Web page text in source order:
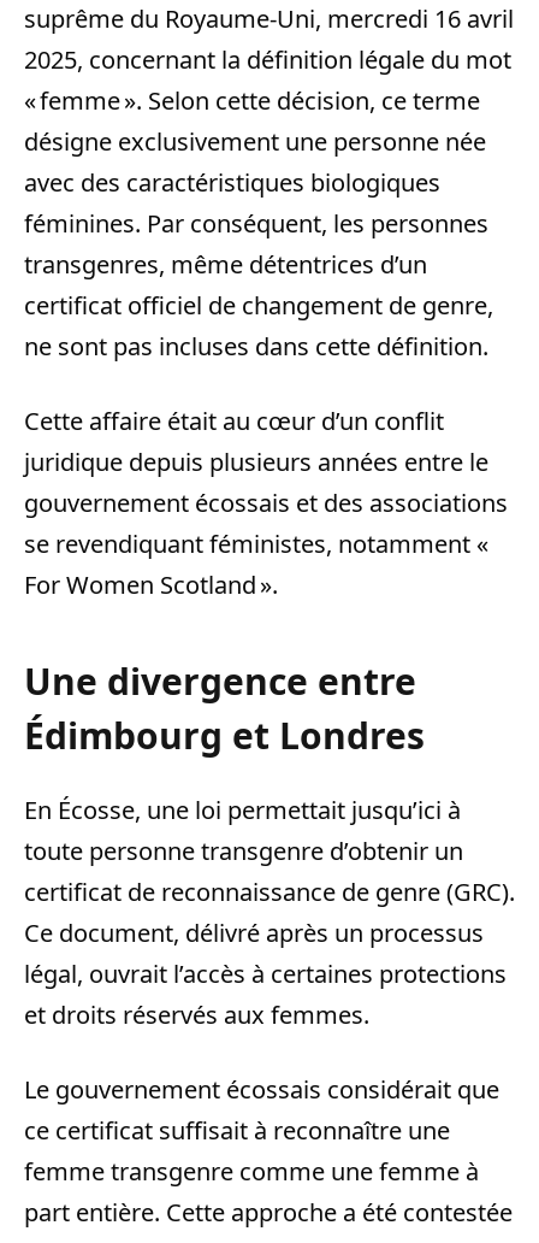
suprême du Royaume-Uni, mercredi 16 avril
2025, concernant la définition légale du mot
« femme ». Selon cette décision, ce terme
désigne exclusivement une personne née
avec des caractéristiques biologiques
féminines. Par conséquent, les personnes
transgenres, même détentrices d’un
certificat officiel de changement de genre,
ne sont pas incluses dans cette définition.
Cette affaire était au cœur d’un conflit
juridique depuis plusieurs années entre le
gouvernement écossais et des associations
se revendiquant féministes, notamment «
For Women Scotland ».
Une divergence entre
Édimbourg et Londres
En Écosse, une loi permettait jusqu’ici à
toute personne transgenre d’obtenir un
certificat de reconnaissance de genre (GRC).
Ce document, délivré après un processus
légal, ouvrait l’accès à certaines protections
et droits réservés aux femmes.
Le gouvernement écossais considérait que
ce certificat suffisait à reconnaître une
femme transgenre comme une femme à
part entière. Cette approche a été contestée